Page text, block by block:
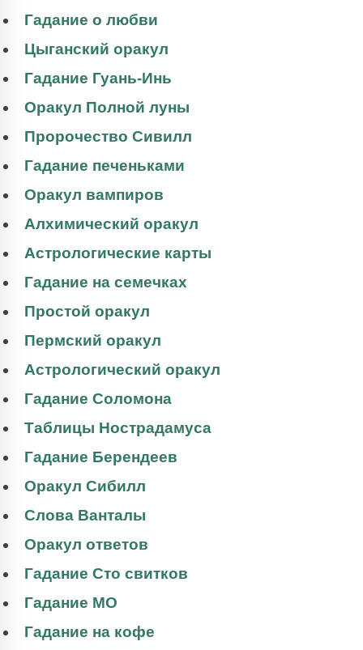
Гадание о любви
Цыганский оракул
Гадание Гуань-Инь
Оракул Полной луны
Пророчество Сивилл
Гадание печеньками
Оракул вампиров
Алхимический оракул
Астрологические карты
Гадание на семечках
Простой оракул
Пермский оракул
Астрологический оракул
Гадание Соломона
Таблицы Нострадамуса
Гадание Берендеев
Оракул Сибилл
Слова Ванталы
Оракул ответов
Гадание Сто свитков
Гадание МО
Гадание на кофе